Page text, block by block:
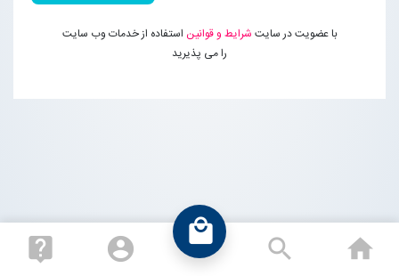
عضویت در سایت
با عضویت در سایت شرایط و قوانین استفاده از خدمات وب سایت
را می پذیرید
live_help account_circle
local_mall
search